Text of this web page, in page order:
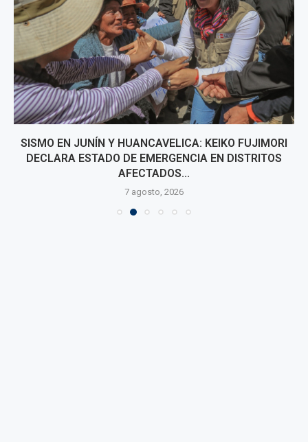
SISMO EN JUNÍN Y HUANCAVELICA: KEIKO FUJIMORI
DECLARA ESTADO DE EMERGENCIA EN DISTRITOS
AFECTADOS...
7 agosto, 2026